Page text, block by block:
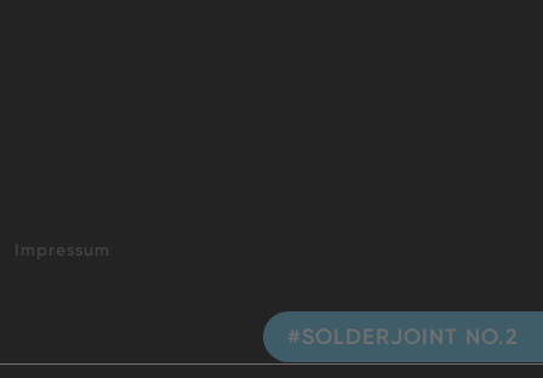
#SOLDERJOINT NO.2
Impressum